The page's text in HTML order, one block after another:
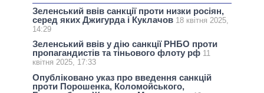
Зеленський ввів санкції проти низки росіян,
серед яких Джигурда і Куклачов 18 квітня 2025,
14:29
Зеленський ввів у дію санкції РНБО проти
пропагандистів та тіньового флоту рф 11
квітня 2025, 17:33
Опубліковано указ про введення санкцій
проти Порошенка, Коломойського,